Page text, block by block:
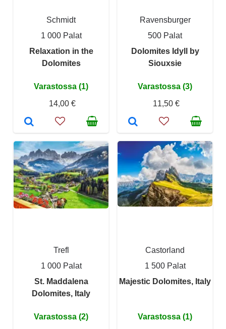
Schmidt
1 000 Palat
Relaxation in the
Dolomites
Varastossa (1)
14,00 €
Ravensburger
500 Palat
Dolomites Idyll by
Siouxsie
Varastossa (3)
11,50 €
Trefl
1 000 Palat
St. Maddalena
Dolomites, Italy
Varastossa (2)
Castorland
1 500 Palat
Majestic Dolomites, Italy
Varastossa (1)